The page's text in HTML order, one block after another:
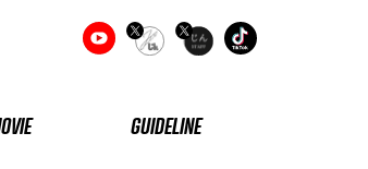
GUIDELINE